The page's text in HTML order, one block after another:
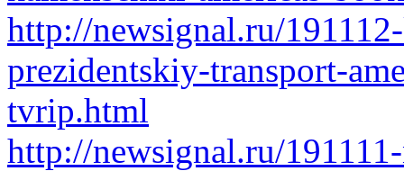
http://newsignal.ru/
prezidentskiy-transport-
tvrip.html
http://newsignal.ru/